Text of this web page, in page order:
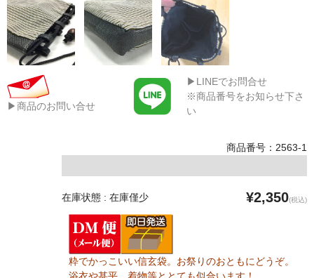
▶商品のお問い合せ
▶LINEでお問合せ
※商品番号をお知らせ下さ
い
商品番号：2563-1
在庫状態 : 在庫僅少 ¥2,350(税込)
粋でかっこいい信玄袋。お祭りのおともにどうぞ。